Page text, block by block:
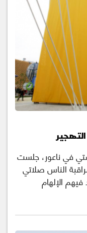
في ناعور، جلست
الناس صلاتي
الإلهام